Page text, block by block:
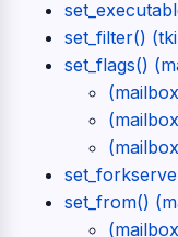
set_filter()
set_flags()
set_from()